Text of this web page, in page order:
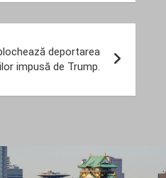
deportarea
impusă de Trump.